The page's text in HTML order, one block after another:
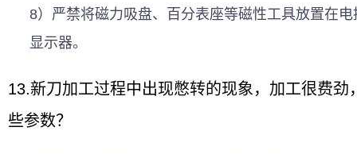
8）严禁将磁力吸盘、百分表座等磁性工具放置在
显示器。
13.新刀加工过程中出现憋转的现象，加工很费劲
些参数？